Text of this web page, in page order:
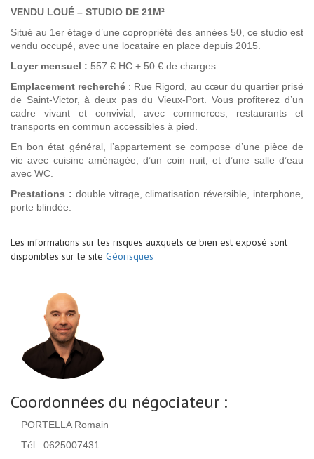
VENDU LOUÉ – STUDIO DE 21M²
Situé au 1er étage d’une copropriété des années 50, ce studio est
vendu occupé, avec une locataire en place depuis 2015.
Loyer mensuel : 557 € HC + 50 € de charges.
Emplacement recherché : Rue Rigord, au cœur du quartier prisé
de Saint-Victor, à deux pas du Vieux-Port. Vous profiterez d’un
cadre vivant et convivial, avec commerces, restaurants et
transports en commun accessibles à pied.
En bon état général, l’appartement se compose d’une pièce de
vie avec cuisine aménagée, d’un coin nuit, et d’une salle d’eau
avec WC.
Prestations : double vitrage, climatisation réversible, interphone,
porte blindée.
Les informations sur les risques auxquels ce bien est exposé sont
disponibles sur le site Géorisques
Coordonnées du négociateur :
PORTELLA Romain
Tél : 0625007431